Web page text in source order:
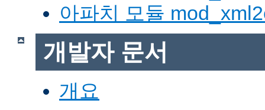
아파치 모듈
개발자 문서
개요